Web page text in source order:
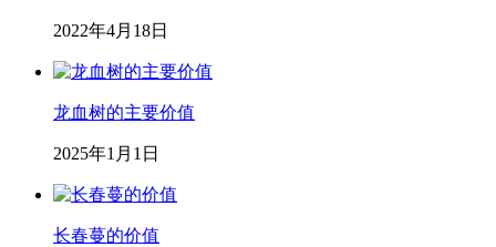
2022年4月18日
龙血树的主要价值
2025年1月1日
长春蔓的价值